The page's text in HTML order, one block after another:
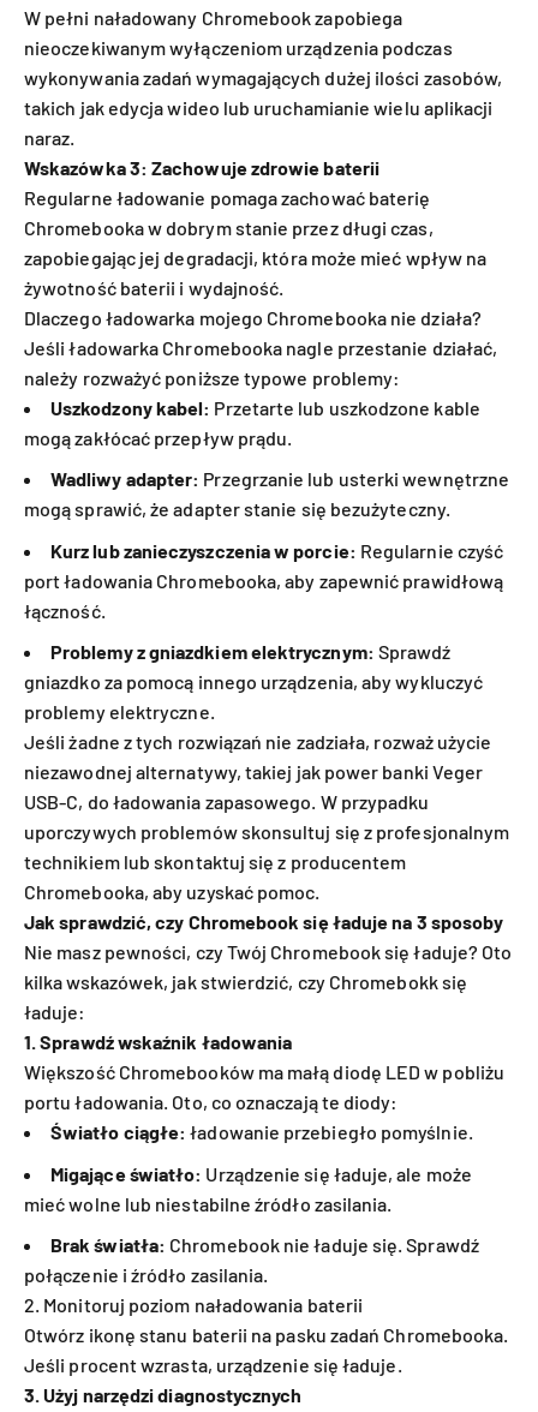
W pełni naładowany Chromebook zapobiega
nieoczekiwanym wyłączeniom urządzenia podczas
wykonywania zadań wymagających dużej ilości zasobów,
takich jak edycja wideo lub uruchamianie wielu aplikacji
naraz.
Wskazówka 3: Zachowuje zdrowie baterii
Regularne ładowanie pomaga zachować baterię
Chromebooka w dobrym stanie przez długi czas,
zapobiegając jej degradacji, która może mieć wpływ na
żywotność baterii i wydajność.
Dlaczego ładowarka mojego Chromebooka nie działa?
Jeśli ładowarka Chromebooka nagle przestanie działać,
należy rozważyć poniższe typowe problemy:
Uszkodzony kabel: Przetarte lub uszkodzone kable
mogą zakłócać przepływ prądu.
Wadliwy adapter: Przegrzanie lub usterki wewnętrzne
mogą sprawić, że adapter stanie się bezużyteczny.
Kurz lub zanieczyszczenia w porcie: Regularnie czyść
port ładowania Chromebooka, aby zapewnić prawidłową
łączność.
Problemy z gniazdkiem elektrycznym: Sprawdź
gniazdko za pomocą innego urządzenia, aby wykluczyć
problemy elektryczne.
Jeśli żadne z tych rozwiązań nie zadziała, rozważ użycie
niezawodnej alternatywy, takiej jak power banki Veger
USB-C, do ładowania zapasowego. W przypadku
uporczywych problemów skonsultuj się z profesjonalnym
technikiem lub skontaktuj się z producentem
Chromebooka, aby uzyskać pomoc.
Jak sprawdzić, czy Chromebook się ładuje na 3 sposoby
Nie masz pewności, czy Twój Chromebook się ładuje? Oto
kilka wskazówek, jak stwierdzić, czy Chromebokk się
ładuje:
1. Sprawdź wskaźnik ładowania
Większość Chromebooków ma małą diodę LED w pobliżu
portu ładowania. Oto, co oznaczają te diody:
Światło ciągłe: ładowanie przebiegło pomyślnie.
Migające światło: Urządzenie się ładuje, ale może
mieć wolne lub niestabilne źródło zasilania.
Brak światła: Chromebook nie ładuje się. Sprawdź
połączenie i źródło zasilania.
2. Monitoruj poziom naładowania baterii
Otwórz ikonę stanu baterii na pasku zadań Chromebooka.
Jeśli procent wzrasta, urządzenie się ładuje.
3. Użyj narzędzi diagnostycznych